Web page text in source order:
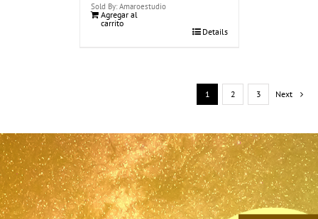
Sold By: Amaroestudio
Agregar al
carrito
Details
1 2 3 Next